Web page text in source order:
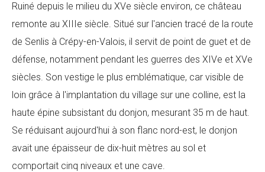
Ruiné depuis le milieu du XVe siècle environ, ce château
remonte au XIIIe siècle. Situé sur l'ancien tracé de la route
de Senlis à Crépy-en-Valois, il servit de point de guet et de
défense, notamment pendant les guerres des XIVe et XVe
siècles. Son vestige le plus emblématique, car visible de
loin grâce à l'implantation du village sur une colline, est la
haute épine subsistant du donjon, mesurant 35 m de haut.
Se réduisant aujourd'hui à son flanc nord-est, le donjon
avait une épaisseur de dix-huit mètres au sol et
comportait cinq niveaux et une cave.